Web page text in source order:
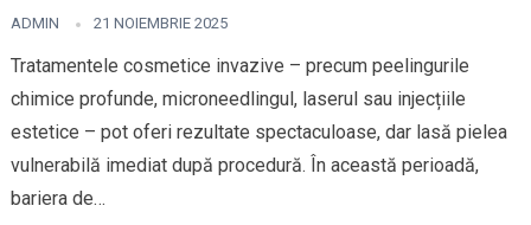
ADMIN 21 NOIEMBRIE 2025
Tratamentele cosmetice invazive – precum peelingurile
chimice profunde, microneedlingul, laserul sau injecțiile
estetice – pot oferi rezultate spectaculoase, dar lasă pielea
vulnerabilă imediat după procedură. În această perioadă,
bariera de…